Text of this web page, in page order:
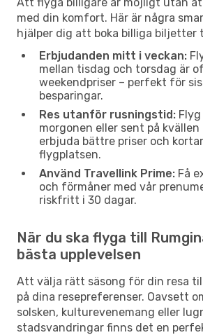
med din komfort. Här är några
hjälper dig att boka billiga biljetter
Erbjudanden mitt i veckan:
mellan tisdag och torsdag är
weekendpriser – perfekt för
besparingar.
Res utanför rusningstid:
morgonen eller sent på
erbjuda bättre priser och
flygplatsen.
Använd Travellink Prime: Få
och förmåner med vår
riskfritt i 30 dagar.
När du ska flyga till
bästa upplevelsen
Att välja rätt säsong för din resa
på dina resepreferenser. Oavsett
solsken, kulturevenemang eller
stadsvandringar finns det en